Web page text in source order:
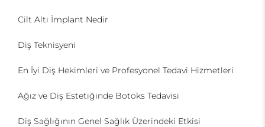
Cilt Altı İmplant Nedir
Diş Teknisyeni
En İyi Diş Hekimleri ve Profesyonel Tedavi Hizmetleri
Ağız ve Diş Estetiğinde Botoks Tedavisi
Diş Sağlığının Genel Sağlık Üzerindeki Etkisi